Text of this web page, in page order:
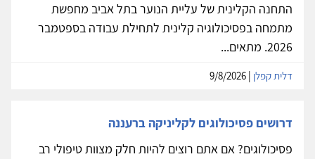
התחנה הקלינית של עליית הנוער בתל אביב מחפשת
מתמחה בפסיכולוגיה קלינית לתחילת עבודה בספטמבר
2026. מתאים...
דלית קפלן
דרושים פסיכולוגים לקליניקה ברעננה
פסיכולוגים? אם אתם רוצים להיות חלק מצוות טיפולי רב